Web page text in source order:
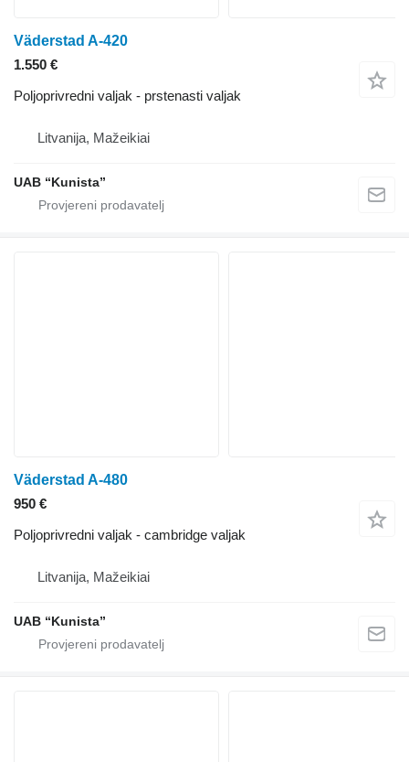
Väderstad A-420
1.550 €
Poljoprivredni valjak - prstenasti valjak
Litvanija, Mažeikiai
UAB “Kunista”
Väderstad A-480
950 €
Poljoprivredni valjak - cambridge valjak
Litvanija, Mažeikiai
UAB “Kunista”